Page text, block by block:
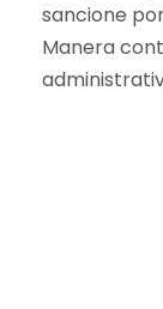
sancione
Manera